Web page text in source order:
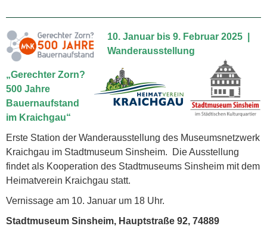
10. Januar bis 9. Februar 2025
Wanderausstellung
„Gerechter Zorn?
500 Jahre
Bauernaufstand
im Kraichgau“
Erste Station der Wanderausstellung des Museumsnetzwerk
Kraichgau im Stadtmuseum Sinsheim. Die Ausstellung
findet als Kooperation des Stadtmuseums Sinsheim mit dem
Heimatverein Kraichgau statt.
Vernissage am 10. Januar um 18 Uhr.
Stadtmuseum Sinsheim, Hauptstraße 92, 74889